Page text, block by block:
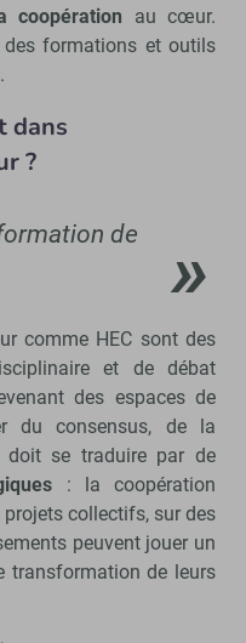
coopération au cœur.
formations et outils
dans
?
de
comme HEC sont des
et de débat
des espaces de
du consensus, de la
doit se traduire par de
: la coopération
projets collectifs, sur des
peuvent jouer un
transformation de leurs